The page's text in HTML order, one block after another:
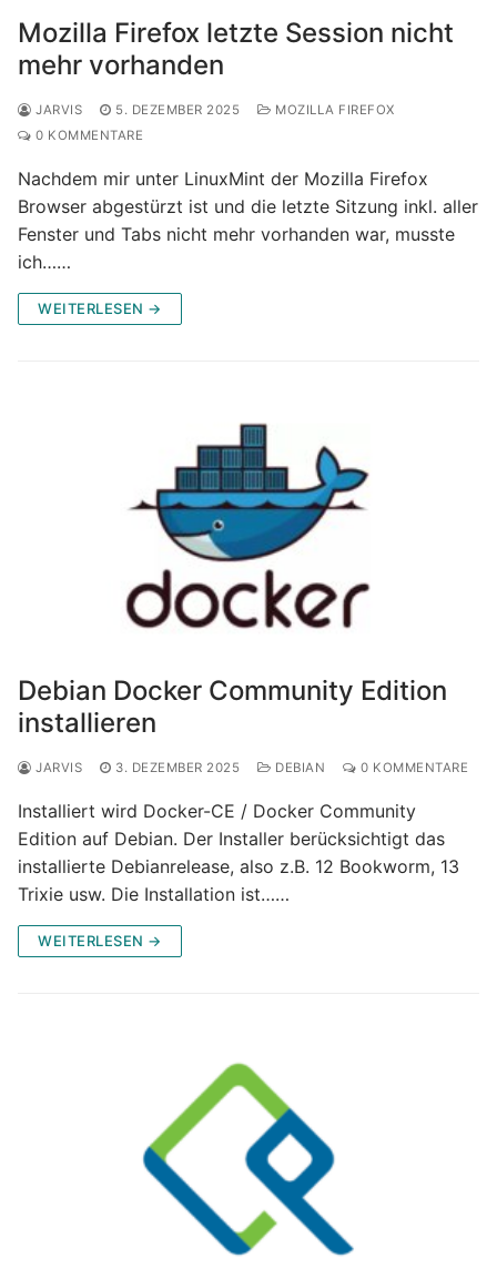
Mozilla Firefox letzte Session nicht
mehr vorhanden
JARVIS 5. DEZEMBER 2025
MOZILLA FIREFOX
0 KOMMENTARE
Nachdem mir unter LinuxMint der Mozilla Firefox
Browser abgestürzt ist und die letzte Sitzung inkl. aller
Fenster und Tabs nicht mehr vorhanden war, musste
ich……
WEITERLESEN →
Debian Docker Community Edition
installieren
JARVIS 3. DEZEMBER 2025 DEBIAN 0 KOMMENTARE
Installiert wird Docker-CE / Docker Community
Edition auf Debian. Der Installer berücksichtigt das
installierte Debianrelease, also z.B. 12 Bookworm, 13
Trixie usw. Die Installation ist……
WEITERLESEN →